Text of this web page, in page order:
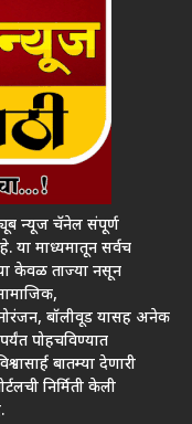
न्यूज चॅनेल संपूर्ण
या माध्यमातून सर्वच
केवळ ताज्या नसून
बॉलीवूड यासह अनेक
पोहचविण्यात
बातम्या देणारी
निर्मिती केली